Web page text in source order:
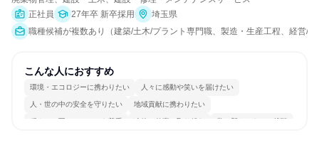
正社員
27年卒 新卒採用
埼玉県
職種候補が複数あり（建築/土木/プラント専門職、製造・生産工程、経営/
こんな人におすすめ
環境・エコロジーに携わりたい 人々に感動や笑いを届けたい
人・世の中の安全を守りたい 地域貢献に携わりたい
穏やかで互いのペースを尊重 冷静に仕事に取り組む 常に新しいものに挑戦